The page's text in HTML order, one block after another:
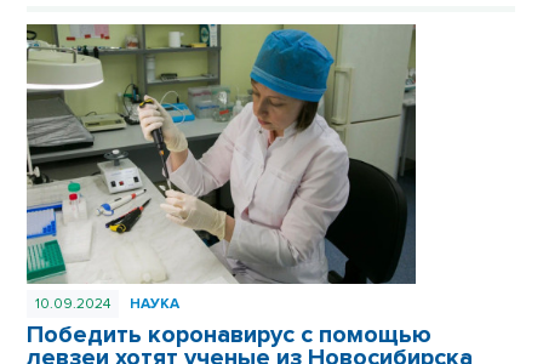
10.09.2024 НАУКА
Победить коронавирус с помощью